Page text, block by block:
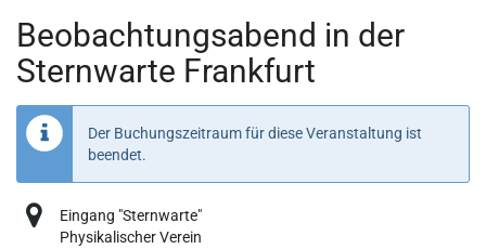
Beobachtungsabend in der
Sternwarte Frankfurt
Der Buchungszeitraum für diese Veranstaltung ist
beendet.
Eingang "Sternwarte"
Physikalischer Verein